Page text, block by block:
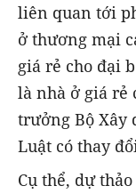
liên quan tới
ở thương mại
giá rẻ cho đại
là nhà ở giá rẻ
trưởng Bộ Xây
Luật có thay
Cụ thể, dự